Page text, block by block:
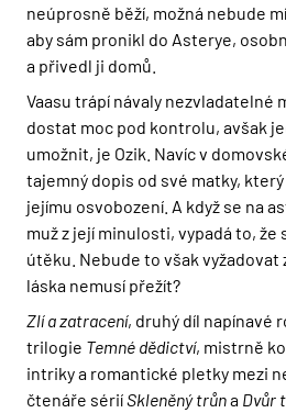
neúprosně běží, možná nebude
aby sám pronikl do Asterye,
a přivedl ji domů.
Vaasu trápí návaly nezvladatelné
dostat moc pod kontrolu, avšak
umožnit, je Ozik. Navíc v
tajemný dopis od své matky,
jejímu osvobození. A když se na
muž z její minulosti, vypadá to, že
útěku. Nebude to však
láska nemusí přežít?
Zlí a zatracení, druhý díl napínavé
trilogie Temné dědictví, mistrně
intriky a romantické pletky mezi
čtenáře sériíSkleněný trůna Dvůr